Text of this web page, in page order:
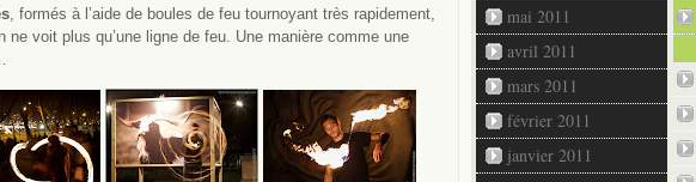
, formés à l’aide de boules de feu tournoyant très rapidement,
voit plus qu’une ligne de feu. Une manière comme une
mai 2011
avril 2011
mars 2011
février 2011
janvier 2011